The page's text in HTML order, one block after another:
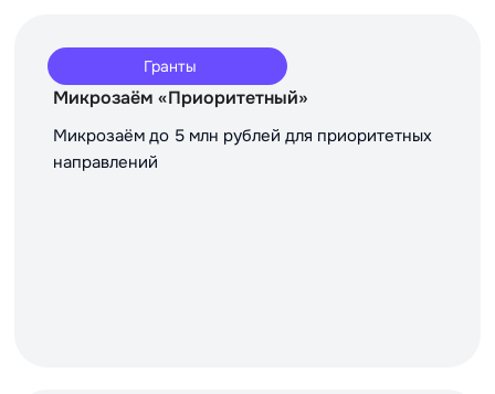
Гранты
Микрозаём «Приоритетный»
Микрозаём до 5 млн рублей для приоритетных
направлений